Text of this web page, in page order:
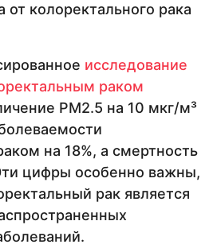
от колоректального рака
исследование
раком
PM2.5 на 10 мкг/м³
на 18%, а смертность
цифры особенно важны,
рак является